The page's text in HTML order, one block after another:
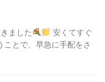
ました
安くてすぐ
ことで、早急に手配をさ